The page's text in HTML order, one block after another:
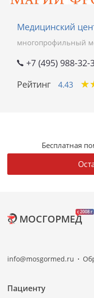
Медицинский
многопрофильный
+7 (495) 988-32-
Рейтинг
4.43 ★
★
Бесплатная
c 2008 г
МОСГОРМЕД
info@mosgormed.ru
Пациенту